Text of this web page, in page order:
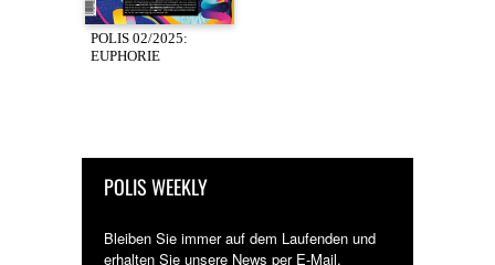
POLIS 02/2025:
EUPHORIE
POLIS WEEKLY
Bleiben Sie immer auf dem Laufenden und
erhalten Sie unsere News per E-Mail.